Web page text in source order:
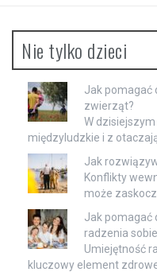
Nie tylko dzieci
Jak pomagać
zwierząt?
W
międzyludzkie i z
Jak
Konflikty
może
Jak pomagać
radzenia
Umiejętność
kluczowy element